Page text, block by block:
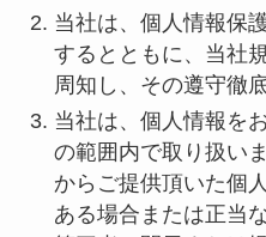
当社は、個人情報保
するとともに、当社
周知し、その遵守徹
当社は、個人情報を
の範囲内で取り扱い
からご提供頂いた個
ある場合または正当